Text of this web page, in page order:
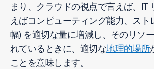
まり、クラウドの視点で言えば、IT
えばコンピューティング能力、スト
幅) を適切な量に増減し、そのリソ
れているときに、適切な地理的場所
ことを意味します。